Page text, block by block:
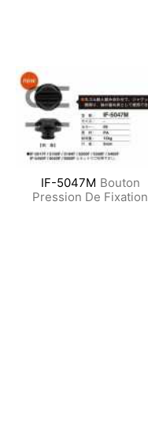
IF-5047M Bouton
Pression De Fixation